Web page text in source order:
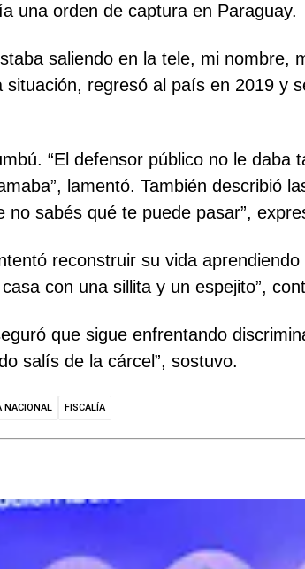
una orden de captura en Paraguay.
saliendo en la tele, mi nombre,
regresó al país en 2019 y
“El defensor público no le
lamentó. También describió
sabés qué te puede pasar”,
reconstruir su vida
con una sillita y un espejito”,
que sigue enfrentando
salís de la cárcel”, sostuvo.
NACIONAL FISCALÍA